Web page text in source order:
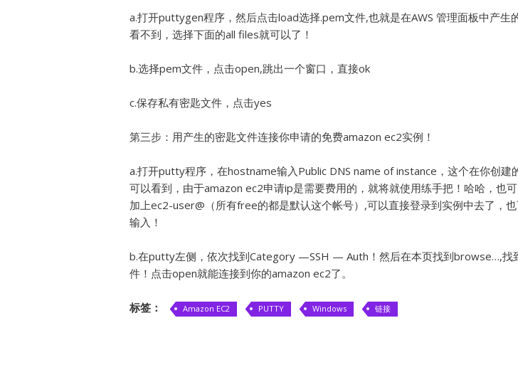
a.打开puttygen程序，然后点击load选择.pem文件,也就是在AWS 管理面板中产生
看不到，选择下面的all files就可以了！
b.选择pem文件，点击open,跳出一个窗口，直接ok
c.保存私有密匙文件，点击yes
第三步：用产生的密匙文件连接你申请的免费amazon ec2实例！
a.打开putty程序，在hostname输入Public DNS name of instance，这个在你创建
可以看到，由于amazon ec2申请ip是需要费用的，就将就使用练手把！哈哈，也
加上ec2-user@（所有free的都是默认这个帐号）,可以直接登录到实例中去了，
输入！
b.在putty左侧，依次找到Category —SSH — Auth！然后在本页找到browse…,找
件！点击open就能连接到你的amazon ec2了。
标签： Amazon EC2 PUTTY Windows 链接